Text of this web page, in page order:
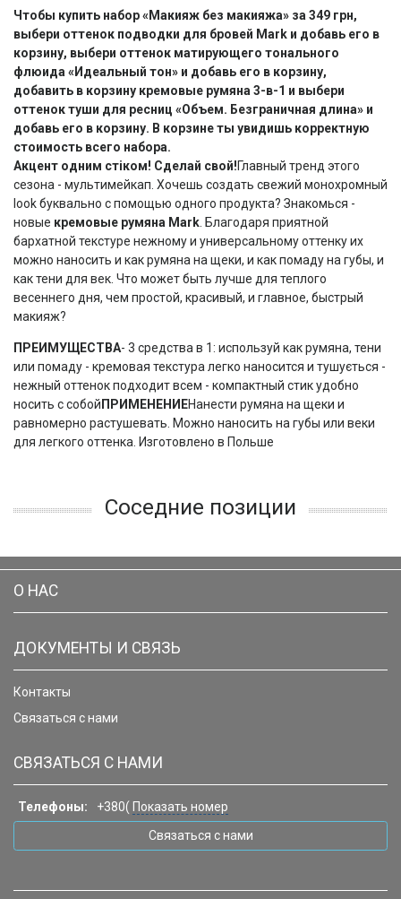
Чтобы купить набор «Макияж без макияжа» за 349 грн,
выбери оттенок подводки для бровей Mark и добавь его в
корзину, выбери оттенок матирующего тонального
флюида «Идеальный тон» и добавь его в корзину,
добавить в корзину кремовые румяна 3-в-1 и выбери
оттенок туши для ресниц «Объем. Безграничная длина» и
добавь его в корзину. В корзине ты увидишь корректную
стоимость всего набора.
Акцент одним стіком! Сделай свой!Главный тренд этого
сезона - мультимейкап. Хочешь создать свежий монохромный
look буквально с помощью одного продукта? Знакомься -
новые кремовые румяна Mark . Благодаря приятной
бархатной текстуре нежному и универсальному оттенку их
можно наносить и как румяна на щеки, и как помаду на губы, и
как тени для век. Что может быть лучше для теплого
весеннего дня, чем простой, красивый, и главное, быстрый
макияж?
ПРЕИМУЩЕСТВА- 3 средства в 1: используй как румяна, тени
или помаду - кремовая текстура легко наносится и тушується -
нежный оттенок подходит всем - компактный стик удобно
носить с собой ПРИМЕНЕНИЕНанести румяна на щеки и
равномерно растушевать. Можно наносить на губы или веки
для легкого оттенка. Изготовлено в Польше
Соседние позиции
О НАС
ДОКУМЕНТЫ И СВЯЗЬ
Контакты
Связаться с нами
СВЯЗАТЬСЯ С НАМИ
Телефоны: +380( Показать номер
Связаться с нами